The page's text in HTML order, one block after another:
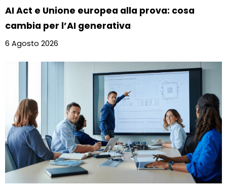
AI Act e Unione europea alla prova: cosa
cambia per l’AI generativa
6 Agosto 2026